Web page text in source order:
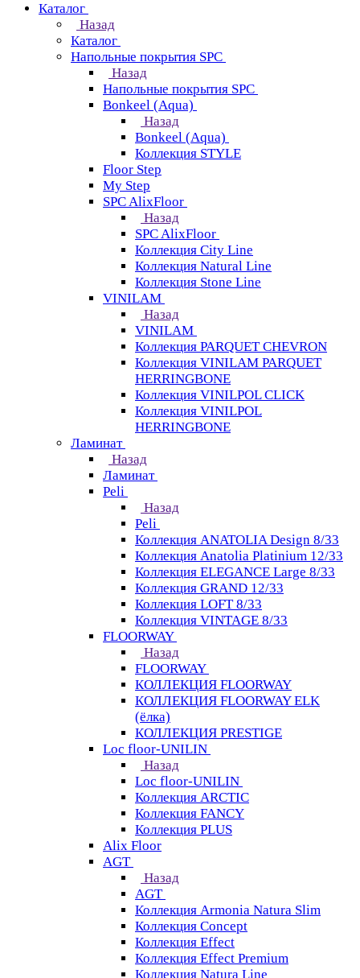
Каталог
Назад
Каталог
Напольные покрытия SPC
Назад
Напольные покрытия SPC
Bonkeel (Aqua)
Назад
Bonkeel (Aqua)
Коллекция STYLE
Floor Step
My Step
SPC AlixFloor
Назад
SPC AlixFloor
Коллекция City Line
Коллекция Natural Line
Коллекция Stone Line
VINILAM
Назад
VINILAM
Коллекция PARQUET CHEVRON
Коллекция VINILAM PARQUET
HERRINGBONE
Коллекция VINILPOL CLICK
Коллекция VINILPOL
HERRINGBONE
Ламинат
Назад
Ламинат
Peli
Назад
Peli
Коллекция ANATOLIA Design 8/33
Коллекция Anatolia Platinium 12/33
Коллекция ELEGANCE Large 8/33
Коллекция GRAND 12/33
Коллекция LOFT 8/33
Коллекция VINTAGE 8/33
FLOORWAY
Назад
FLOORWAY
КОЛЛЕКЦИЯ FLOORWAY
КОЛЛЕКЦИЯ FLOORWAY ELK
(ёлка)
КОЛЛЕКЦИЯ PRESTIGE
Loс floor-UNILIN
Назад
Loс floor-UNILIN
Коллекция ARCTIС
Коллекция FANCY
Коллекция PLUS
Alix Floor
AGT
Назад
AGT
Коллекция Armonia Natura Slim
Коллекция Concept
Коллекция Effect
Коллекция Effect Premium
Коллекция Natura Line